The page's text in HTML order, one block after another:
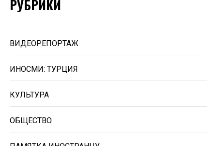
РУБРИКИ
ВИДЕОРЕПОРТАЖ
ИНОСМИ: ТУРЦИЯ
КУЛЬТУРА
ОБЩЕСТВО